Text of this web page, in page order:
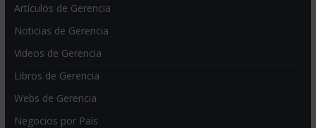
Artículos de Gerencia
Noticias de Gerencia
Videos de Gerencia
Libros de Gerencia
Webs de Gerencia
Negocios por País